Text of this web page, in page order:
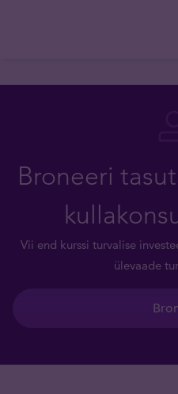
Broneeri
Vii end kurssi turvalise
ülevaade